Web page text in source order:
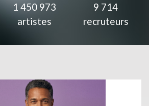
1 450 973
artistes
9 714
recruteurs